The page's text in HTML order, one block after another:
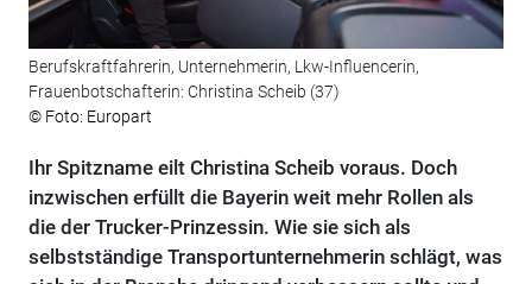
Berufskraftfahrerin, Unternehmerin, Lkw-Influencerin,
Frauenbotschafterin: Christina Scheib (37)
© Foto: Europart
Ihr Spitzname eilt Christina Scheib voraus. Doch
inzwischen erfüllt die Bayerin weit mehr Rollen als
die der Trucker-Prinzessin. Wie sie sich als
selbstständige Transportunternehmerin schlägt, was